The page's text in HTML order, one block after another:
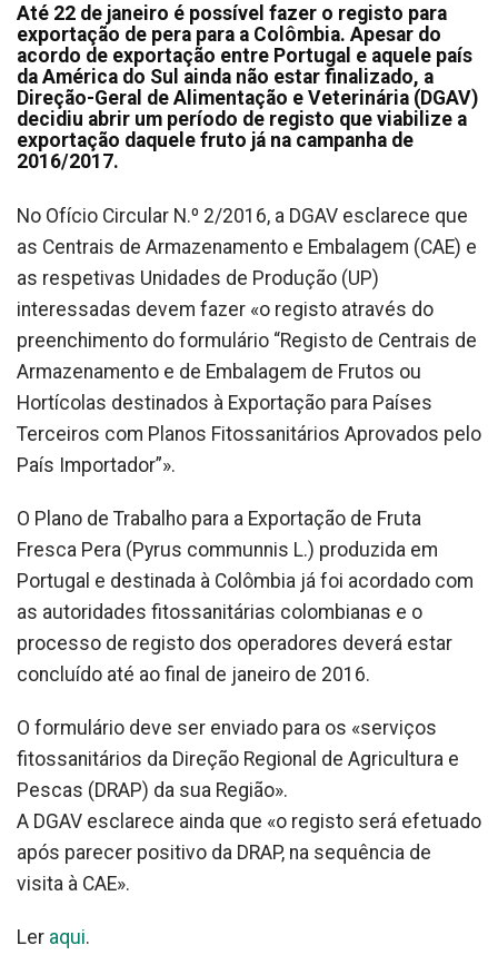
Até 22 de janeiro é possível fazer o registo para
exportação de pera para a Colômbia. Apesar do
acordo de exportação entre Portugal e aquele país
da América do Sul ainda não estar finalizado, a
Direção-Geral de Alimentação e Veterinária (DGAV)
decidiu abrir um período de registo que viabilize a
exportação daquele fruto já na campanha de
2016/2017.
No Ofício Circular N.º 2/2016, a DGAV esclarece que
as Centrais de Armazenamento e Embalagem (CAE) e
as respetivas Unidades de Produção (UP)
interessadas devem fazer «o registo através do
preenchimento do formulário “Registo de Centrais de
Armazenamento e de Embalagem de Frutos ou
Hortícolas destinados à Exportação para Países
Terceiros com Planos Fitossanitários Aprovados pelo
País Importador”».
O Plano de Trabalho para a Exportação de Fruta
Fresca Pera (Pyrus communnis L.) produzida em
Portugal e destinada à Colômbia já foi acordado com
as autoridades fitossanitárias colombianas e o
processo de registo dos operadores deverá estar
concluído até ao final de janeiro de 2016.
O formulário deve ser enviado para os «serviços
fitossanitários da Direção Regional de Agricultura e
Pescas (DRAP) da sua Região».
A DGAV esclarece ainda que «o registo será efetuado
após parecer positivo da DRAP, na sequência de
visita à CAE».
Ler aqui.